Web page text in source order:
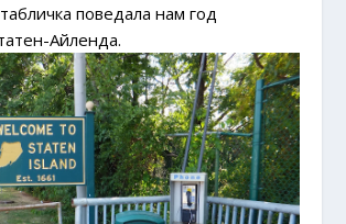
поведала нам год
Айленда.